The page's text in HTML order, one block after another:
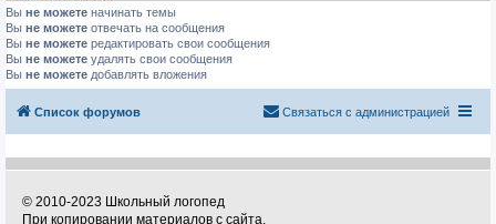
Вы не можете начинать темы
Вы не можете отвечать на сообщения
Вы не можете редактировать свои сообщения
Вы не можете удалять свои сообщения
Вы не можете добавлять вложения
Список форумов Связаться с администрацией
© 2010-2023 Школьный логопед
При копировании материалов с сайта,